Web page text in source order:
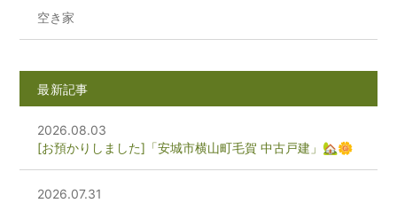
空き家
最新記事
2026.08.03
[お預かりしました]「安城市横山町毛賀 中古戸建」🏡🌼
2026.07.31